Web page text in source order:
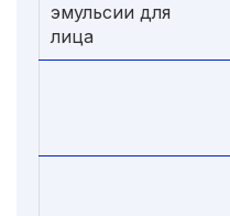
эмульсии для
лица